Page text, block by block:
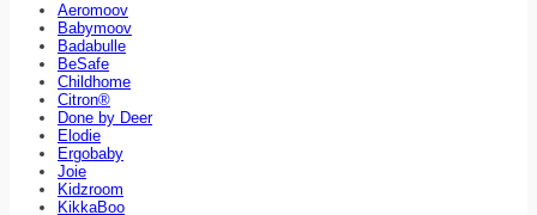
Aeromoov
Babymoov
Badabulle
BeSafe
Childhome
Citron®
Done by Deer
Elodie
Ergobaby
Joie
Kidzroom
KikkaBoo